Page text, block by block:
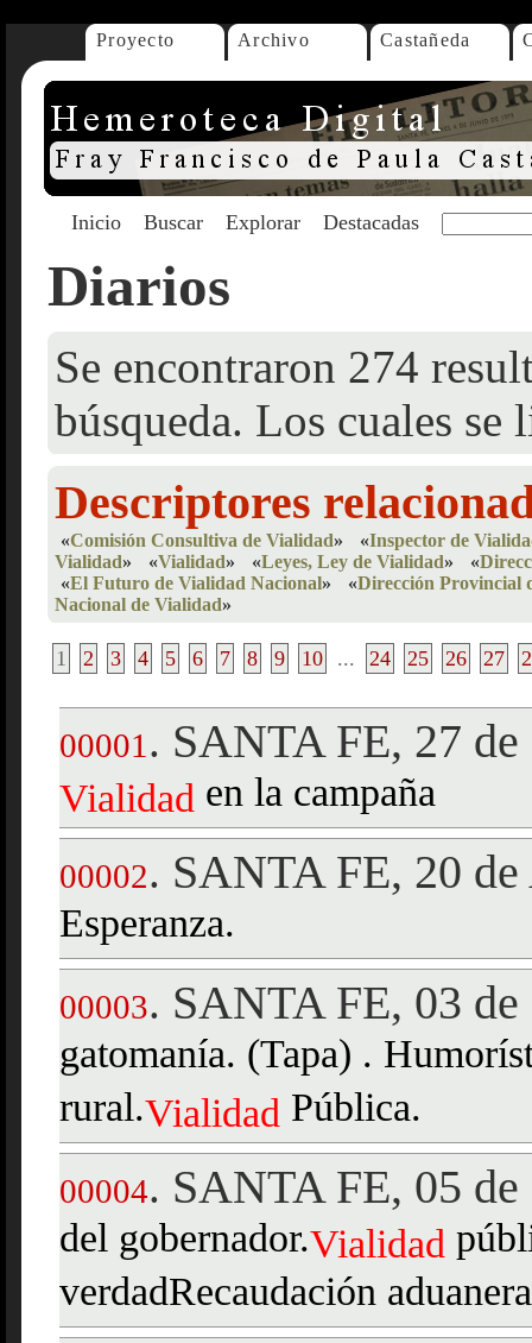
Proyecto Archivo Castañeda
Inicio Buscar Explorar Destacadas
Diarios
Se encontraron 274
búsqueda. Los cuales se
Descriptores
«Comisión Consultiva de Vialidad» «Inspector de
Vialidad» «Vialidad» «Leyes, Ley de Vialidad» «
«El Futuro de Vialidad Nacional» «Dirección Provincial
Nacional de Vialidad»
1 2 3 4 5 6 7 8 9 10 ... 24 25 26 27
00001 . SANTA FE, 27
Vialidad en la campaña
00002. SANTA FE, 20
Esperanza.
00003. SANTA FE, 03
gatomanía. (Tapa) .
rural.Vialidad Pública.
00004. SANTA FE, 05
del gobernador.Vialidad
verdadRecaudación